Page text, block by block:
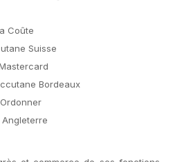
Coûte
Suisse
Bordeaux